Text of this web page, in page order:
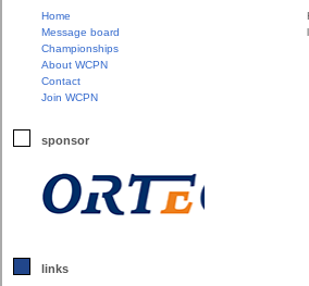
Home
Message board
Championships
About WCPN
Contact
Join WCPN
sponsor
links